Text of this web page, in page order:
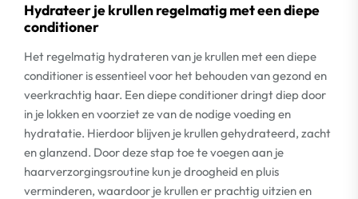
Hydrateer je krullen regelmatig met een diepe
conditioner
Het regelmatig hydrateren van je krullen met een diepe
conditioner is essentieel voor het behouden van gezond en
veerkrachtig haar. Een diepe conditioner dringt diep door
in je lokken en voorziet ze van de nodige voeding en
hydratatie. Hierdoor blijven je krullen gehydrateerd, zacht
en glanzend. Door deze stap toe te voegen aan je
haarverzorgingsroutine kun je droogheid en pluis
verminderen, waardoor je krullen er prachtig uitzien en